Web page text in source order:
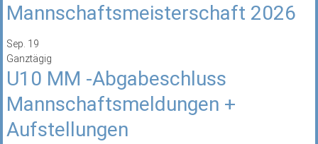
Mannschaftsmeisterschaft 2026
Sep. 19
Ganztägig
U10 MM -Abgabeschluss
Mannschaftsmeldungen +
Aufstellungen